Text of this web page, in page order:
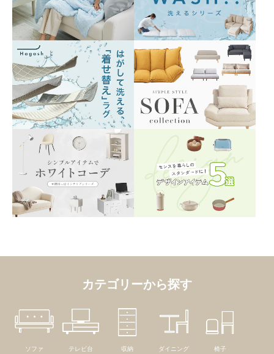
カテゴリーから探す
ソファ テレビ台 収納 ダイニング 椅子